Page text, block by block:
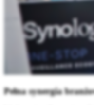
Pełna synergia